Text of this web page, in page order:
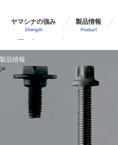
ヤマシナの強み
Strength
製品情報
Product
お問い合わせ
Contact Us
製品情報